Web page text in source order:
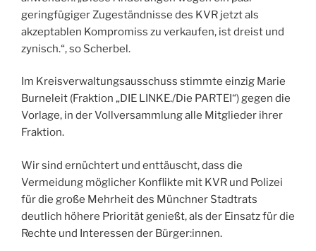
geringfügiger Zugeständnisse des KVR jetzt als
akzeptablen Kompromiss zu verkaufen, ist dreist und
zynisch.“, so Scherbel.
Im Kreisverwaltungsausschuss stimmte einzig Marie
Burneleit (Fraktion „DIE LINKE./Die PARTEI“) gegen die
Vorlage, in der Vollversammlung alle Mitglieder ihrer
Fraktion.
Wir sind ernüchtert und enttäuscht, dass die
Vermeidung möglicher Konflikte mit KVR und Polizei
für die große Mehrheit des Münchner Stadtrats
deutlich höhere Priorität genießt, als der Einsatz für die
Rechte und Interessen der Bürger:innen.